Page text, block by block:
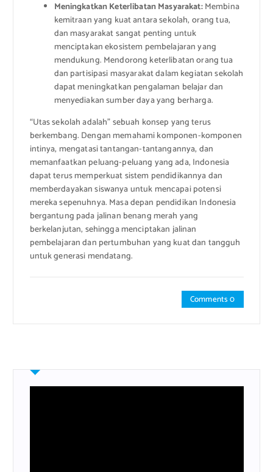
Meningkatkan Keterlibatan Masyarakat:Membina
kemitraan yang kuat antara sekolah, orang tua,
dan masyarakat sangat penting untuk
menciptakan ekosistem pembelajaran yang
mendukung. Mendorong keterlibatan orang tua
dan partisipasi masyarakat dalam kegiatan sekolah
dapat meningkatkan pengalaman belajar dan
menyediakan sumber daya yang berharga.
“Utas sekolah adalah” sebuah konsep yang terus
berkembang. Dengan memahami komponen-komponen
intinya, mengatasi tantangan-tantangannya, dan
memanfaatkan peluang-peluang yang ada, Indonesia
dapat terus memperkuat sistem pendidikannya dan
memberdayakan siswanya untuk mencapai potensi
mereka sepenuhnya. Masa depan pendidikan Indonesia
bergantung pada jalinan benang merah yang
berkelanjutan, sehingga menciptakan jalinan
pembelajaran dan pertumbuhan yang kuat dan tangguh
untuk generasi mendatang.
Comments 0